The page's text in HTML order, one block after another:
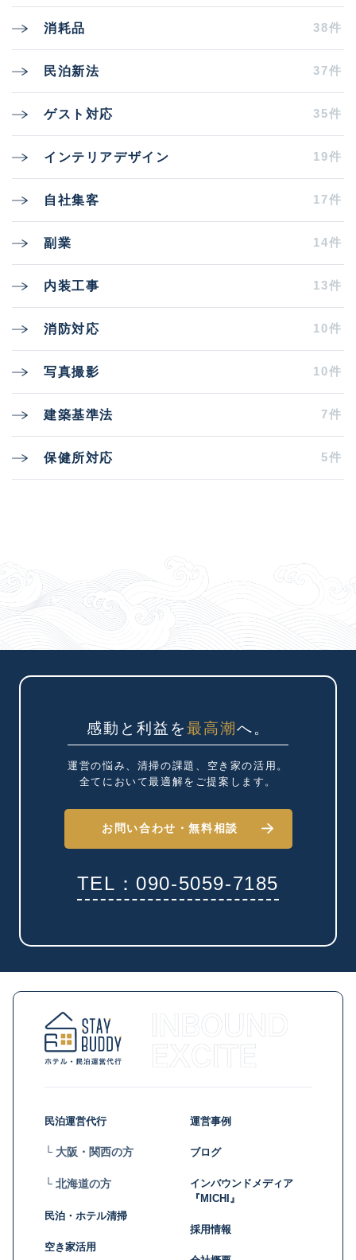
消耗品 38件
民泊新法 37件
ゲスト対応 35件
インテリアデザイン 19件
自社集客 17件
副業 14件
内装工事 13件
消防対応 10件
写真撮影 10件
建築基準法 7件
保健所対応 5件
感動と利益を最高潮へ。
運営の悩み、清掃の課題、 空き家の活用。
全てにおいて最適解を ご提案します。
お問い合わせ・無料相談
TEL：090-5059-7185
民泊運営代行
└ 大阪・関西の方
└ 北海道の方
民泊・ホテル清掃
空き家活用
運営事例
ブログ
インバウンドメディア
『MICHI』
採用情報